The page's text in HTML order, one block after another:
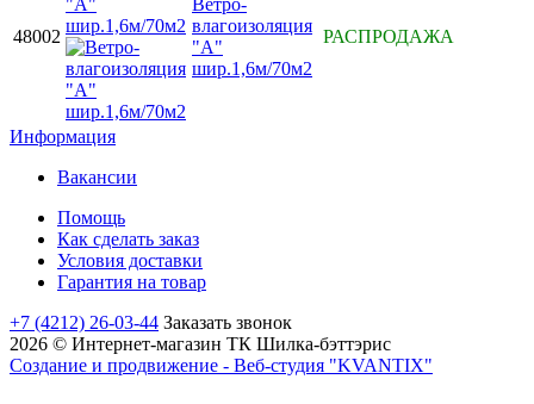
48002
влагоизоляция
"А"
шир.1,6м/70м2
РАСПРОДАЖА
Информация
Вакансии
Помощь
Как сделать заказ
Условия доставки
Гарантия на товар
+7 (4212) 26-03-44 Заказать звонок
2026 © Интернет-магазин ТК Шилка-бэттэрис
Создание и продвижение - Веб-студия "KVANTIX"